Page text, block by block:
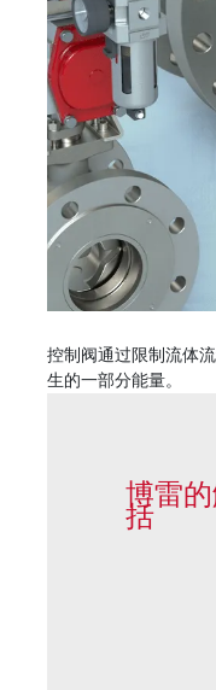
控制阀通过限制流体
生的一部分能量。
博雷
括